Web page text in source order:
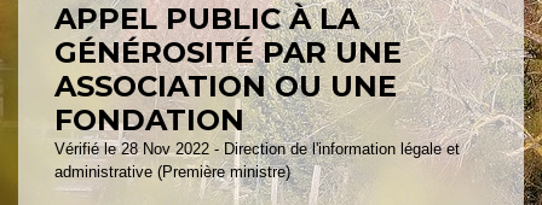
APPEL PUBLIC À LA
GÉNÉROSITÉ PAR UNE
ASSOCIATION OU UNE
FONDATION
Vérifié le 28 Nov 2022 - Direction de l'information légale et
administrative (Première ministre)